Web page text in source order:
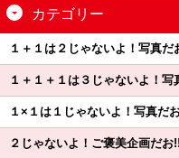
カテゴリー
１＋１は２じゃないよ！写真だ
１＋１＋１は３じゃないよ！
１×１は１じゃないよ！写真だ
２じゃないよ！ご褒美企画だ